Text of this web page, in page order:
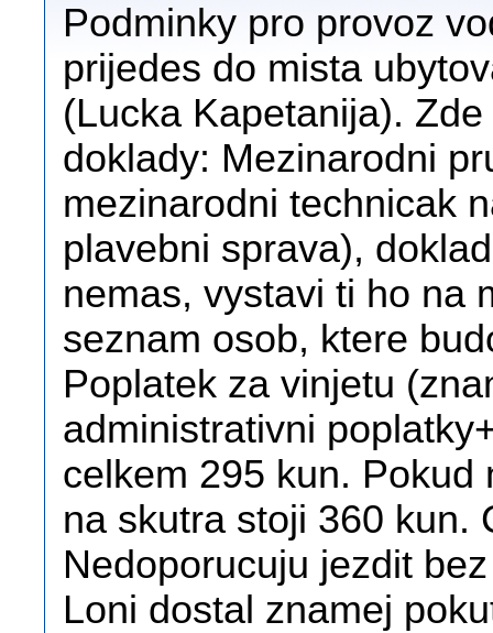
Podminky pro provoz
prijedes do mista
(Lucka Kapetanija).
doklady: Mezinarodni
mezinarodni technicak
plavebni sprava),
nemas, vystavi ti ho na
seznam osob, ktere
Poplatek za vinjetu
administrativni
celkem 295 kun. Pokud
na skutra stoji 360 kun.
Nedoporucuju jezdit
Loni dostal znamej